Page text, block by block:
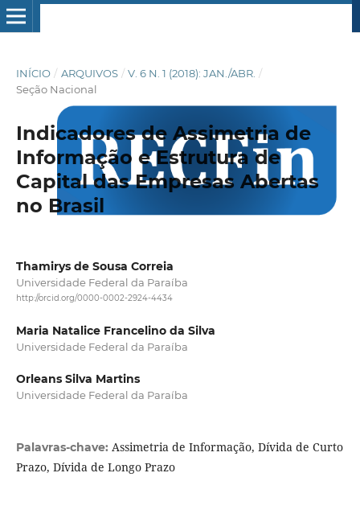
INÍCIO / ARQUIVOS / V. 6 N. 1 (2018): JAN./ABR. /
Seção Nacional
Indicadores de Assimetria de
Informação e Estrutura de
Capital das Empresas Abertas
no Brasil
Thamirys de Sousa Correia
Universidade Federal da Paraíba
http://orcid.org/0000-0002-2924-4434
Maria Natalice Francelino da Silva
Universidade Federal da Paraíba
Orleans Silva Martins
Universidade Federal da Paraíba
Palavras-chave: Assimetria de Informação, Dívida de Curto
Prazo, Dívida de Longo Prazo